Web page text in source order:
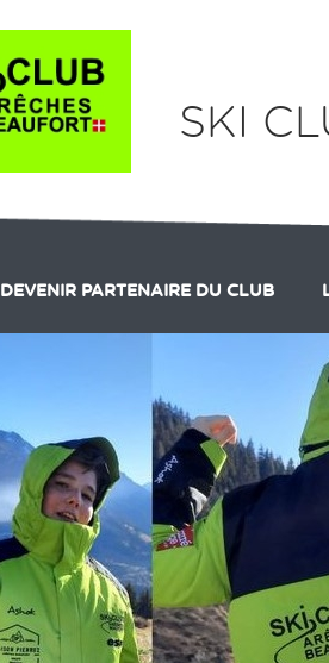
SKI
DEVENIR PARTENAIRE DU CLUB